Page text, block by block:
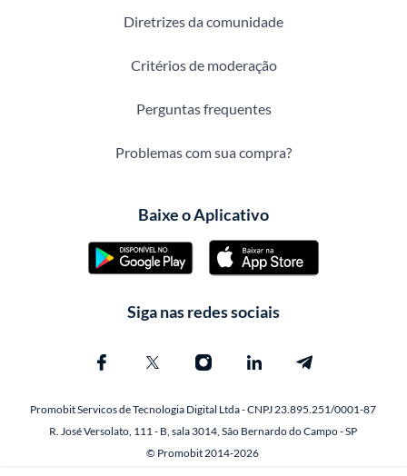
Diretrizes da comunidade
Critérios de moderação
Perguntas frequentes
Problemas com sua compra?
Baixe o Aplicativo
Siga nas redes sociais
Promobit Servicos de Tecnologia Digital Ltda - CNPJ 23.895.251/0001-87
R. José Versolato, 111 - B, sala 3014, São Bernardo do Campo - SP
© Promobit 2014-2026